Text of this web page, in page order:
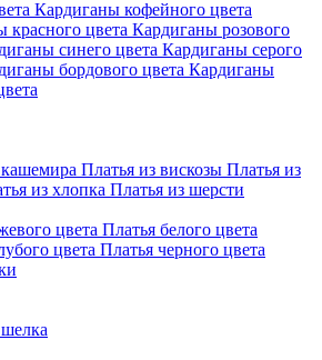
Кардиганы кофейного цвета
красного цвета Кардиганы розового
синего цвета Кардиганы серого
бордового цвета Кардиганы
Платья из вискозы Платья из
из хлопка Платья из шерсти
цвета Платья белого цвета
цвета Платья черного цвета